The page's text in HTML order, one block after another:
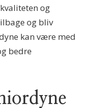
og
og bliv
kan være med
bedre